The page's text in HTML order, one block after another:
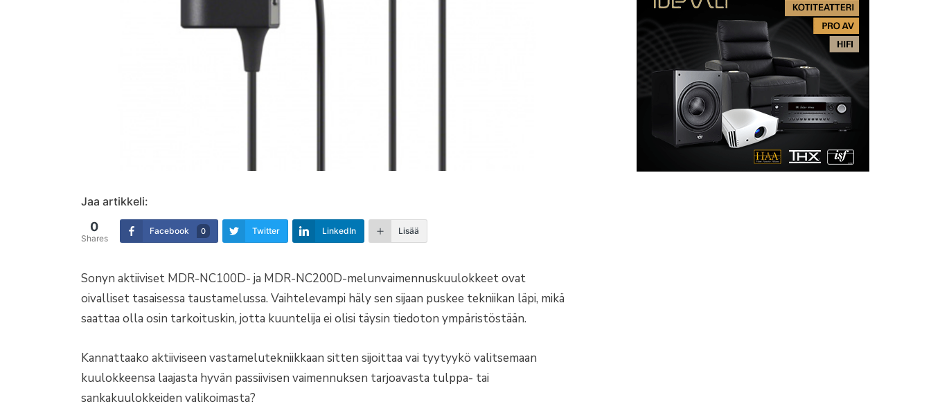
Jaa artikkeli:
0
Shares
Facebook 0 Twitter LinkedIn Lisää
Sonyn aktiiviset MDR-NC100D- ja MDR-NC200D-melunvaimennuskuulokkeet ovat
oivalliset tasaisessa taustamelussa. Vaihtelevampi häly sen sijaan puskee tekniikan läpi, mikä
saattaa olla osin tarkoituskin, jotta kuuntelija ei olisi täysin tiedoton ympäristöstään.
Kannattaako aktiiviseen vastamelutekniikkaan sitten sijoittaa vai tyytyykö valitsemaan
kuulokkeensa laajasta hyvän passiivisen vaimennuksen tarjoavasta tulppa- tai
sankakuulokkeiden valikoimasta?